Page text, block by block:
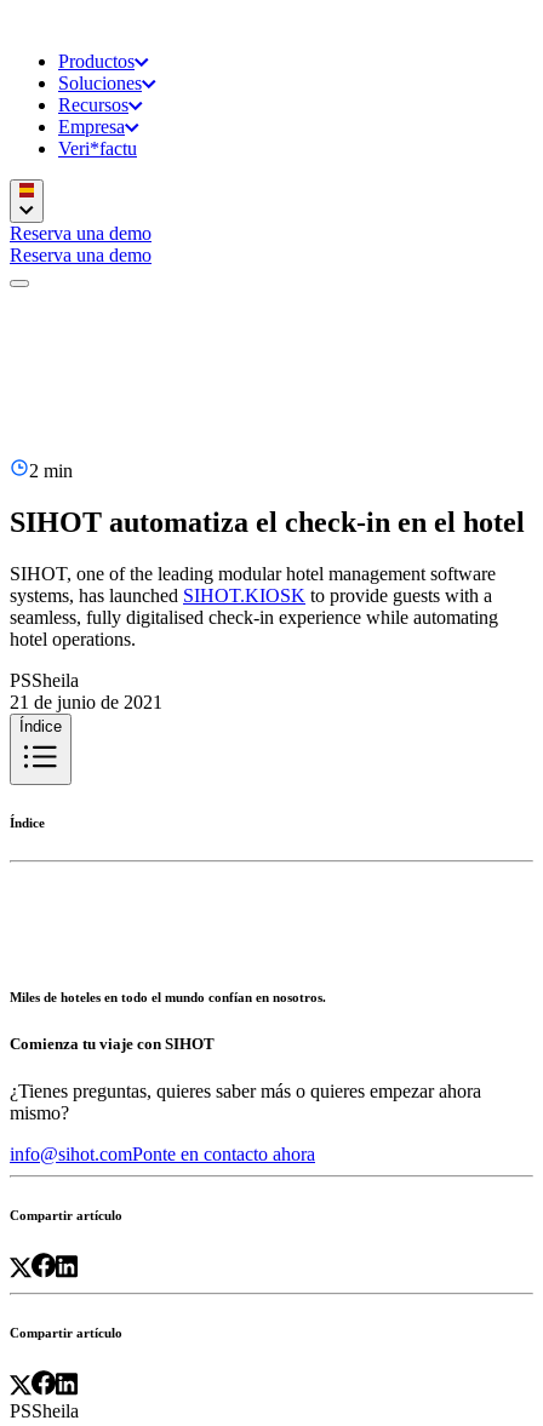
Productos
Soluciones
Recursos
Empresa
Veri*factu
Reserva una demo
Reserva una demo
2 min
SIHOT automatiza el check-in en el hotel
SIHOT, one of the leading modular hotel management software
systems, has launched SIHOT.KIOSK to provide guests with a
seamless, fully digitalised check-in experience while automating
hotel operations.
PSSheila
21 de junio de 2021
Índice
Índice
Miles de hoteles en todo el mundo confían en nosotros.
Comienza tu viaje con SIHOT
¿Tienes preguntas, quieres saber más o quieres empezar ahora
mismo?
info@sihot.comPonte en contacto ahora
Compartir artículo
Compartir artículo
PSSheila